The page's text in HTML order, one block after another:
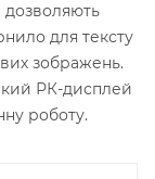
дозволяють
для тексту
зображень.
РК-дисплей
роботу.